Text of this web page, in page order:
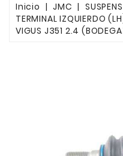
FRENOS
LUBRICANTES
Inicio JMC
TERMINAL IZQUIERDO
VIGUS J351 2.4